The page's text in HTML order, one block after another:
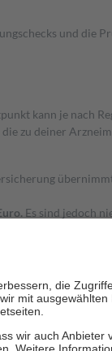
und die
kann je nach
zu deiner
Es sind jedoch
Zuzahlungen an bei: